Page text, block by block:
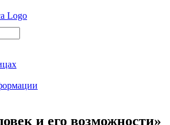
и его возможности»